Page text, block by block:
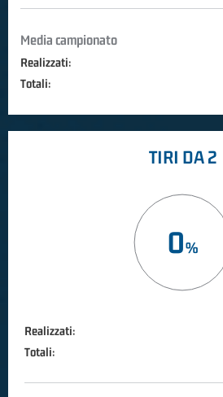
Media campionato
Realizzati:
Totali:
TIRI DA 2
0
Realizzati:
Totali: